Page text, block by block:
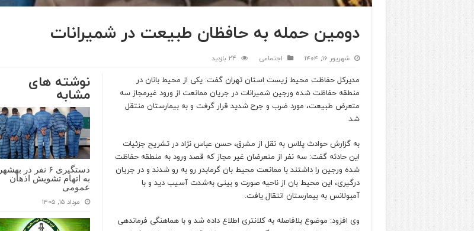
دومین حمله به حافظان طبیعت در شمیرانات
شهریور ۱۶, ۱۴۰۴ اجتماعی 24 بازدید
نوشته های
مشابه
دستگیری ۶ نفر در بهشهر
به اتهام تشویش اذهان
عمومی
مرداد ۱۵, ۱۴۰۵
مدیرکل حفاظت محیط زیست استان تهران گفت: یکی از محیط‌ بانان در
منطقه حفاظت‌ شده ورجین شمیرانات در جریان ممانعت از ورود غیرمجاز سه
متعرض طبیعت، مورد ضرب و جرح شدید قرار گرفت و به بیمارستان منتقل
شد.
به گزارش حوادث پلاس به نقل از مشرق، حسن عباس‌ نژاد در تشریح جزئیات
این حادثه گفت: سه نفر از متعرضان غیر مجاز که قصد ورود به منطقه حفاظت‌
شده ورجین را داشتند با ممانعت محیط‌ بان گرمابدر رو به‌ رو شدند و در جریان
درگیری، این محیط‌ بان از ناحیه صورت و بینی به‌شدت آسیب دید و با
آمبولانس به بیمارستان انتقال یافت.
وی افزود: موضوع بلافاصله به کلانتری اطلاع داده شد و با هماهنگی فرماندهی